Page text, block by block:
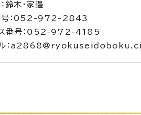
鈴木・家邉
号：052-972-2843
ス番号：052-972-4185
ル：